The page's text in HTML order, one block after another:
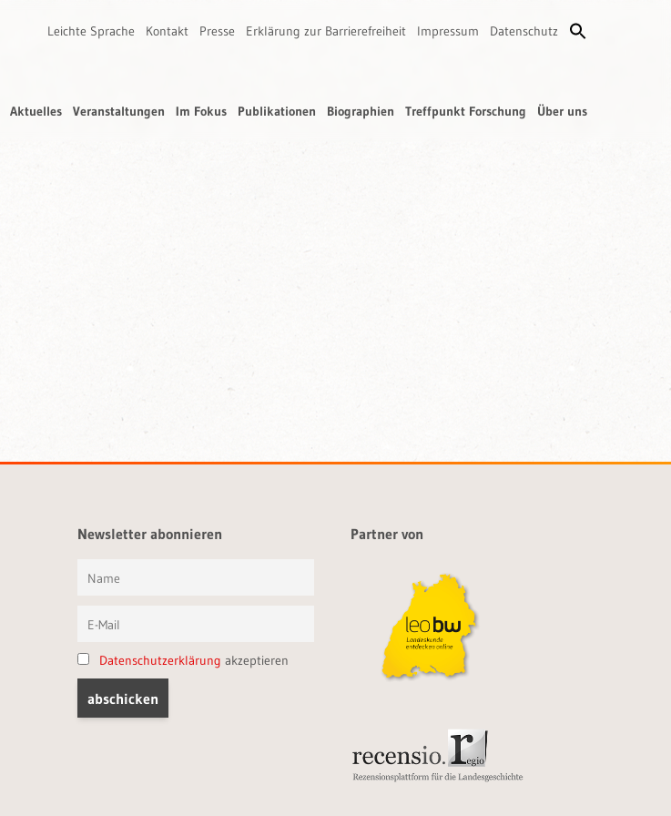
Leichte Sprache Kontakt Presse Erklärung zur Barrierefreiheit Impressum Datenschutz
Aktuelles Veranstaltungen Im Fokus Publikationen Biographien Treffpunkt Forschung Über uns
Newsletter abonnieren
Datenschutzerklärung akzeptieren
Partner von